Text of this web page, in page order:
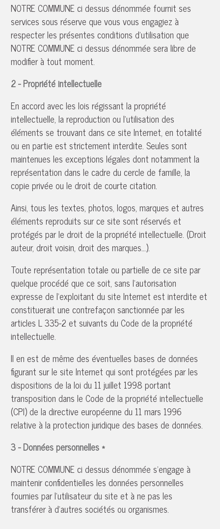
NOTRE COMMUNE ci dessus dénommée fournit ses
services sous réserve que vous vous engagiez à
respecter les présentes conditions d'utilisation que
NOTRE COMMUNE ci dessus dénommée sera libre de
modifier à tout moment.
2 - Propriété intellectuelle
En accord avec les lois régissant la propriété
intellectuelle, la reproduction ou l'utilisation des
éléments se trouvant dans ce site Internet, en totalité
ou en partie est strictement interdite. Seules sont
maintenues les exceptions légales dont notamment la
représentation dans le cadre du cercle de famille, la
copie privée ou le droit de courte citation.
Ainsi, tous les textes, photos, logos, marques et autres
éléments reproduits sur ce site sont réservés et
protégés par le droit de la propriété intellectuelle. (Droit
auteur, droit voisin, droit des marques…).
Toute représentation totale ou partielle de ce site par
quelque procédé que ce soit, sans l'autorisation
expresse de l'exploitant du site Internet est interdite et
constituerait une contrefaçon sanctionnée par les
articles L 335-2 et suivants du Code de la propriété
intellectuelle.
Il en est de même des éventuelles bases de données
figurant sur le site Internet qui sont protégées par les
dispositions de la loi du 11 juillet 1998 portant
transposition dans le Code de la propriété intellectuelle
(CPI) de la directive européenne du 11 mars 1996
relative à la protection juridique des bases de données.
3 - Données personnelles *
NOTRE COMMUNE ci dessus dénommée s'engage à
maintenir confidentielles les données personnelles
fournies par l'utilisateur du site et à ne pas les
transférer à d'autres sociétés ou organismes.